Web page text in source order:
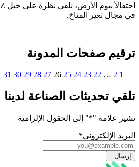
في مجال تغير المناخ.
ترقيم صفحات المدونة
1
2
…
22
23
24
25
26
27
28
29
30
31
تلقي تحديثات الصناعة لدينا
تشير علامة "*" إلى الحقول الإلزامية
البريد الإلكتروني*
إرسال